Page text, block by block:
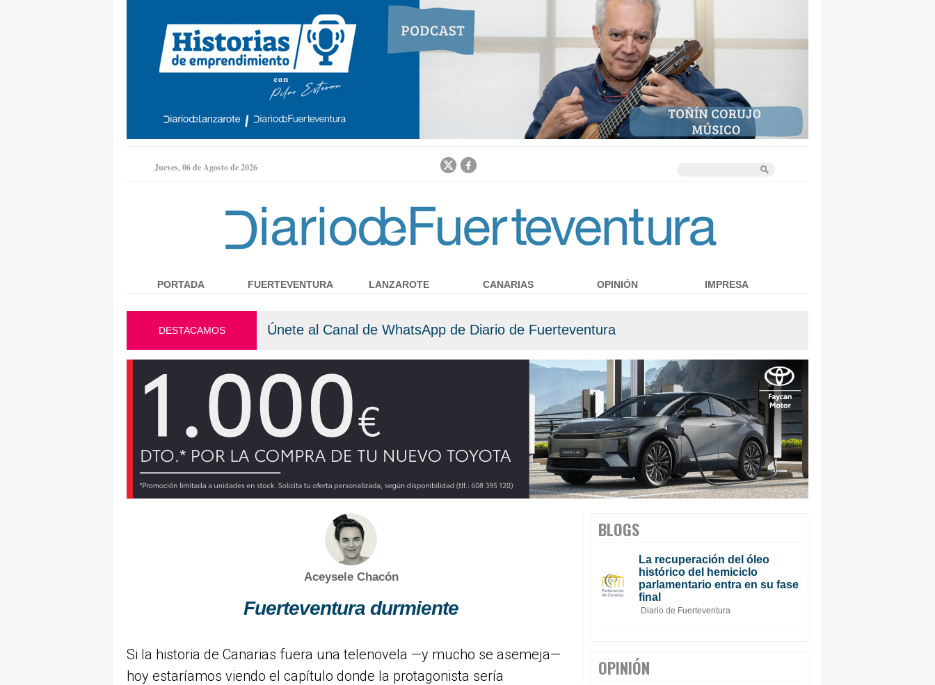
Jump to navigation
Jueves, 06 de Agosto de 2026
DESTACAMOS Únete al Canal de WhatsApp de Diario de Fuerteventura
Aceysele Chacón
Fuerteventura durmiente
Si la historia de Canarias fuera una telenovela —y mucho se asemeja—
hoy estaríamos viendo el capítulo donde la protagonista sería
PORTADA FUERTEVENTURA LANZAROTE CANARIAS OPINIÓN IMPRESA
BLOGS
La recuperación del óleo
histórico del hemiciclo
parlamentario entra en su fase
final
Diario de Fuerteventura
OPINIÓN